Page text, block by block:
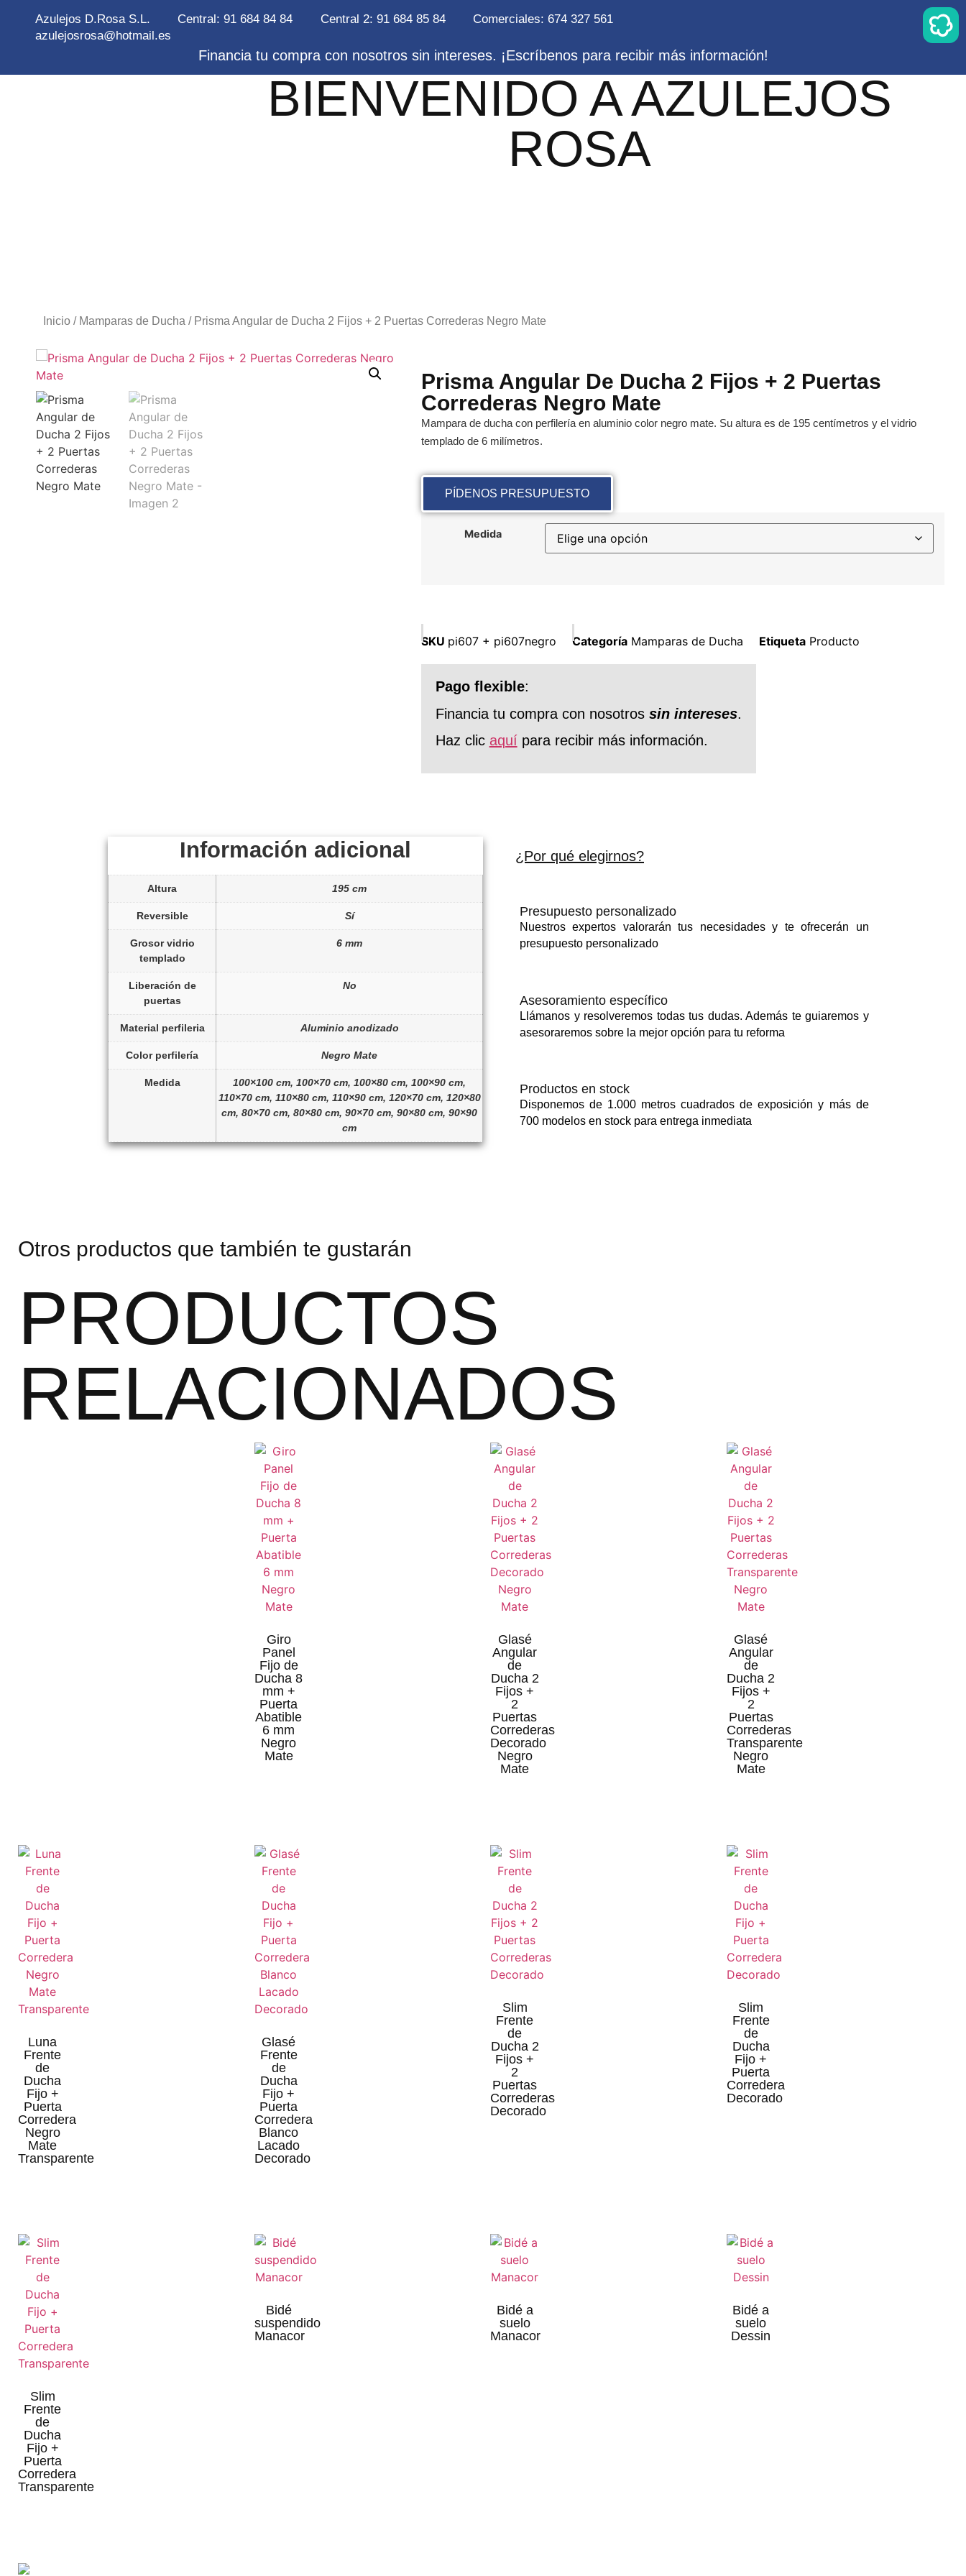
Azulejos D.Rosa S.L. Central: 91 684 84 84 Central 2: 91 684 85 84
Comerciales: 674 327 561
azulejosrosa@hotmail.es
Financia tu compra con nosotros sin intereses. ¡Escríbenos para recibir más información!
BIENVENIDO A AZULEJOS
ROSA
Inicio / Mamparas de Ducha / Prisma Angular de Ducha 2 Fijos + 2 Puertas Correderas Negro Mate
Prisma Angular De Ducha 2 Fijos + 2 Puertas
Correderas Negro Mate
Mampara de ducha con perfilería en aluminio color negro mate. Su altura es de 195 centímetros y el vidrio
templado de 6 milímetros.
PÍDENOS PRESUPUESTO
Medida
SKU pi607 + pi607negro Categoría Mamparas de Ducha Etiqueta Producto
Pago flexible:
Financia tu compra con nosotros sin intereses.
Haz clic aquí para recibir más información.
Información adicional
Altura 195 cm
Reversible Sí
Grosor vidrio
templado
6 mm
Liberación de
puertas
No
Material perfileria Aluminio anodizado
Color perfilería Negro Mate
Medida
100×100 cm, 100×70 cm, 100×80 cm, 100×90 cm,
110×70 cm, 110×80 cm, 110×90 cm, 120×70 cm, 120×80
cm, 80×70 cm, 80×80 cm, 90×70 cm, 90×80 cm, 90×90
cm
¿Por qué elegirnos?
Presupuesto personalizado
Nuestros expertos valorarán tus necesidades y te ofrecerán un
presupuesto personalizado
Asesoramiento específico
Llámanos y resolveremos todas tus dudas. Además te guiaremos y
asesoraremos sobre la mejor opción para tu reforma
Productos en stock
Disponemos de 1.000 metros cuadrados de exposición y más de
700 modelos en stock para entrega inmediata
Otros productos que también te gustarán
PRODUCTOS
RELACIONADOS
Giro
Panel
Fijo de
Ducha 8
mm +
Puerta
Abatible
6 mm
Negro
Mate
Glasé
Angular
de
Ducha 2
Fijos +
2
Puertas
Correderas
Decorado
Negro
Mate
Glasé
Angular
de
Ducha 2
Fijos +
2
Puertas
Correderas
Transparente
Negro
Mate
Luna
Frente
de
Ducha
Fijo +
Puerta
Corredera
Negro
Mate
Transparente
Glasé
Frente
de
Ducha
Fijo +
Puerta
Corredera
Blanco
Lacado
Decorado
Slim
Frente
de
Ducha 2
Fijos +
2
Puertas
Correderas
Decorado
Slim
Frente
de
Ducha
Fijo +
Puerta
Corredera
Decorado
Slim
Frente
de
Ducha
Fijo +
Puerta
Corredera
Transparente
Bidé
suspendido
Manacor
Bidé a
suelo
Manacor
Bidé a
suelo
Dessin